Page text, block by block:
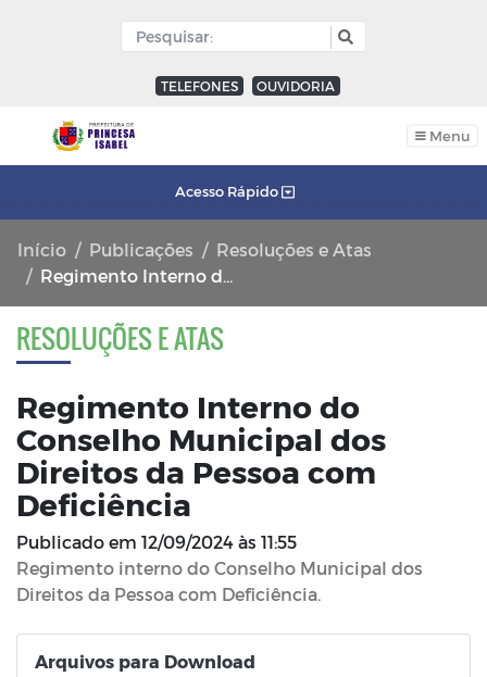
TELEFONES OUVIDORIA
Menu
Acesso Rápido
Início Publicações
Resoluções e Atas
Regimento Interno do Conselho Municipal dos Direitos da Pessoa com Deficiência
RESOLUÇÕES E ATAS
Regimento Interno do
Conselho Municipal dos
Direitos da Pessoa com
Deficiência
Publicado em 12/09/2024 às 11:55
Regimento interno do Conselho Municipal dos
Direitos da Pessoa com Deficiência.
Arquivos para Download